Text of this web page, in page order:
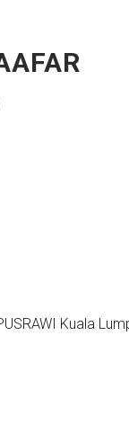
Kuala